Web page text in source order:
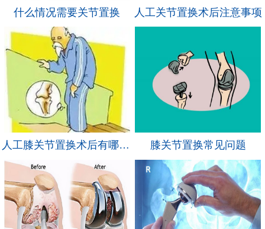
什么情况需要关节置换 人工关节置换术后注意事项
人工膝关节置换术后有哪些正常和不正常现象？ 膝关节置换常见问题